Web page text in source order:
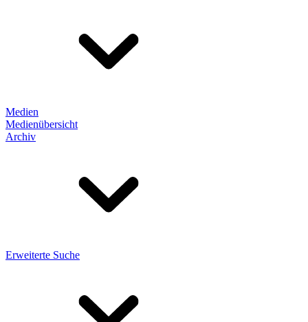
Medien
Medienübersicht
Archiv
Erweiterte Suche